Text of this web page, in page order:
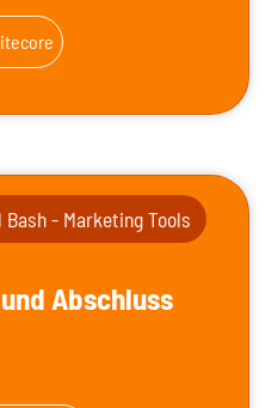
- Marketing Tools
Abschluss